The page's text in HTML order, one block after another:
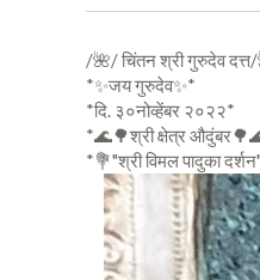
/🌺/ चिंतन श्री गुरुदेव
*✨जय गुरुदेव✨*
*दि. ३०नोव्हेंबर २०२२*
*🌊🌳श्री क्षेत्र
*💐"श्री विमल पादुका